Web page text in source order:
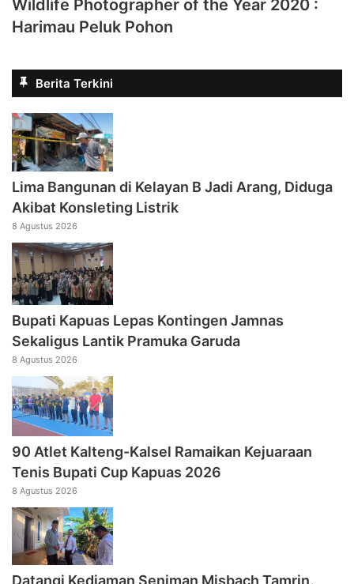
Wildlife Photographer of the Year 2020 :
Harimau Peluk Pohon
Berita Terkini
Lima Bangunan di Kelayan B Jadi Arang, Diduga
Akibat Konsleting Listrik
8 Agustus 2026
Bupati Kapuas Lepas Kontingen Jamnas
Sekaligus Lantik Pramuka Garuda
8 Agustus 2026
90 Atlet Kalteng-Kalsel Ramaikan Kejuaraan
Tenis Bupati Cup Kapuas 2026
8 Agustus 2026